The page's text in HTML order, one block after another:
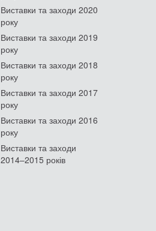
Виставки та заходи 2020
року
Виставки та заходи 2019
року
Виставки та заходи 2018
року
Виставки та заходи 2017
року
Виставки та заходи 2016
року
Виставки та заходи
2014–2015 років